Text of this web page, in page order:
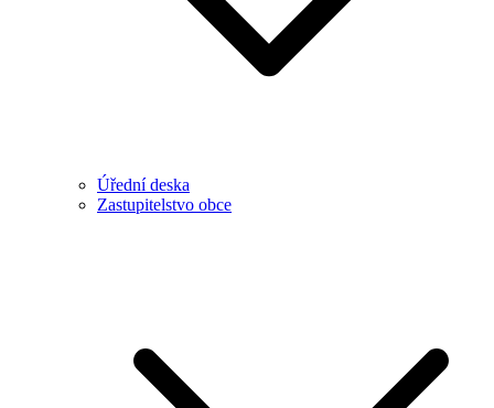
Úřední deska
Zastupitelstvo obce